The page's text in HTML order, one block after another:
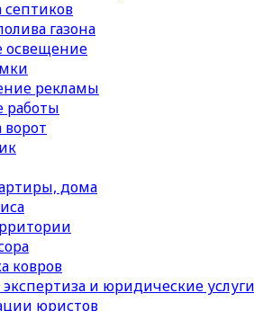
септиков
газона
освещение
рекламы
работы
ворот
дома
ковров
и юридические услуги
юристов